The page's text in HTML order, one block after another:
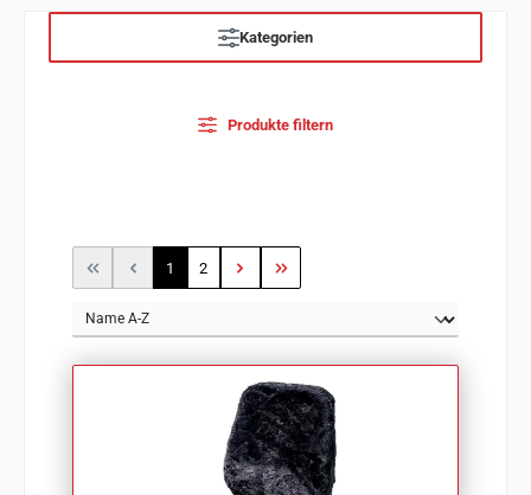
Kategorien
Produkte filtern
Seite
1 Seite
2